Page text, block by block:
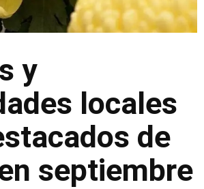
y
locales
de
septiembre